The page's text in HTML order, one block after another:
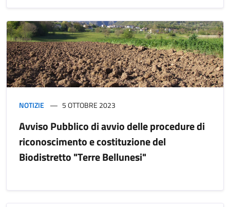
NOTIZIE 5 OTTOBRE 2023
Avviso Pubblico di avvio delle procedure di
riconoscimento e costituzione del
Biodistretto "Terre Bellunesi"